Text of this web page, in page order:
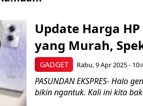
GADGET
Update Harga
yang Murah,
Rabu, 9 Apr 2025 -
PASUNDAN EKSPRES- Halo
bikin ngantuk. Kali ini kita